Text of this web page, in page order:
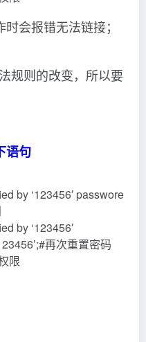
会报错无法链接；
规则的改变，所以要
语句
by ‘123456′ passwore
by ‘123456′
再次重置密码
限